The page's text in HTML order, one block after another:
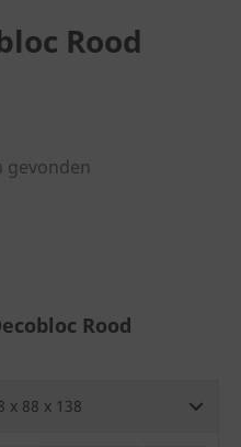
Rood
gevonden
Rood
x 88 x 138